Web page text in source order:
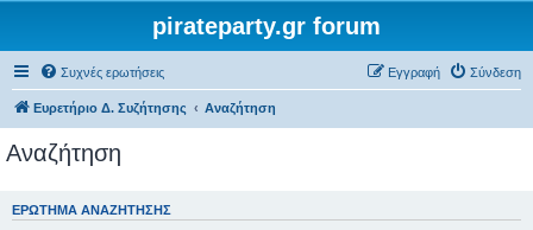
pirateparty.gr forum
Συχνές ερωτήσεις Σύνδεση
Εγγραφή
Ευρετήριο Δ. Συζήτησης Αναζήτηση
Αναζήτηση
ΕΡΏΤΗΜΑ ΑΝΑΖΉΤΗΣΗΣ